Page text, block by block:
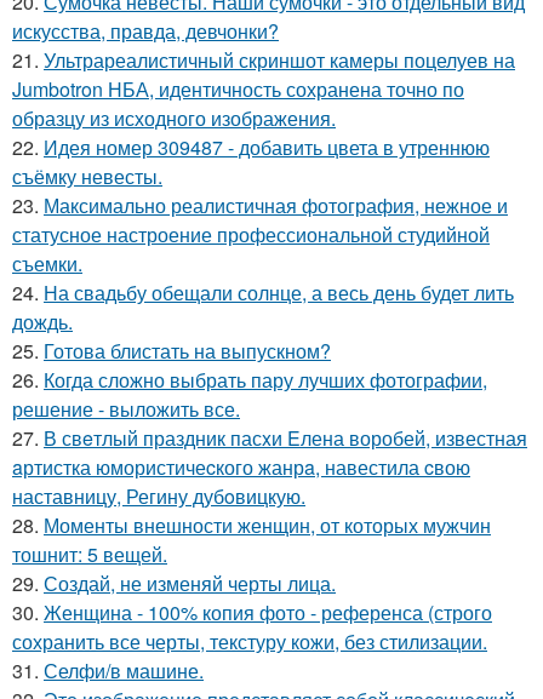
искусства, правда, девчонки?
21. Ультрареалистичный скриншот камеры поцелуев на
Jumbotron НБА, идентичность сохранена точно по
образцу из исходного изображения.
22. Идея номер 309487 - добавить цвета в утреннюю
съёмку невесты.
23. Максимально реалистичная фотография, нежное и
статусное настроение профессиональной студийной
съемки.
24. На свадьбу обещали солнце, а весь день будет лить
дождь.
25. Готова блистать на выпускном?
26. Когда сложно выбрать пару лучших фотографии,
решение - выложить все.
27. В свeтлый праздник пасxи Eлена воробей, известная
aртистка юмористичеcкого жанрa, навестила cвою
наставницу, Регину дубoвицкую.
28. Моменты внешности женщин, от которых мужчин
тошнит: 5 вещей.
29. Создай, не изменяй черты лица.
30. Женщина - 100% копия фото - референса (строго
сохранить все черты, текстуру кожи, без стилизации.
31. Селфи/в машине.